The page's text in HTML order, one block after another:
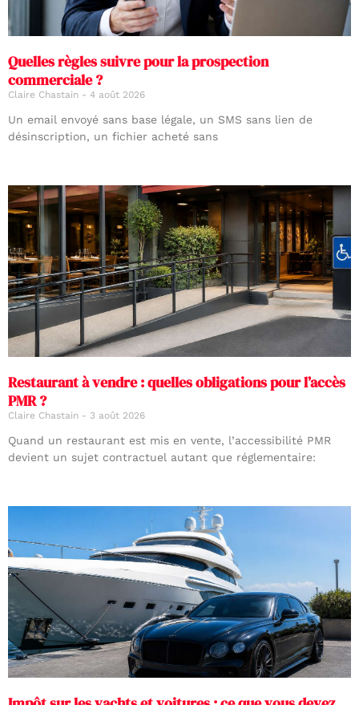
Quelles règles suivre pour la prospection
commerciale ?
Claire Chastain 4 août 2026
Un email envoyé sans base légale, un SMS sans lien de
désinscription, un fichier acheté sans
Restaurant à vendre : quelles obligations pour l’accès
PMR ?
Claire Chastain 3 août 2026
Quand un restaurant est mis en vente, l’accessibilité PMR
devient un sujet contractuel autant que réglementaire: